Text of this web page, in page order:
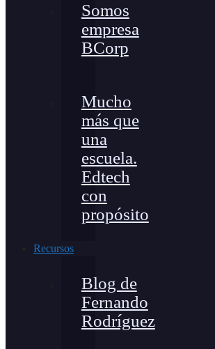
Somos
empresa
BCorp
Mucho
más que
una
escuela.
Edtech
con
propósito
Recursos
Blog de
Fernando
Rodríguez